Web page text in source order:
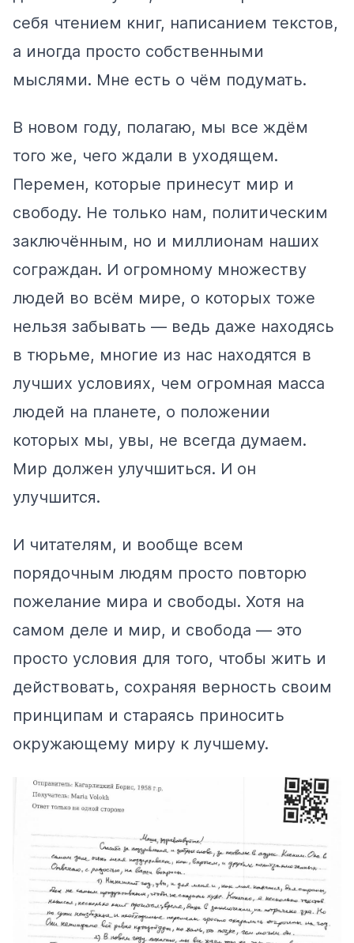
себя чтением книг, написанием текстов,
а иногда просто собственными
мыслями. Мне есть о чём подумать.
В новом году, полагаю, мы все ждём
того же, чего ждали в уходящем.
Перемен, которые принесут мир и
свободу. Не только нам, политическим
заключённым, но и миллионам наших
сограждан. И огромному множеству
людей во всём мире, о которых тоже
нельзя забывать — ведь даже находясь
в тюрьме, многие из нас находятся в
лучших условиях, чем огромная масса
людей на планете, о положении
которых мы, увы, не всегда думаем.
Мир должен улучшиться. И он
улучшится.
И читателям, и вообще всем
порядочным людям просто повторю
пожелание мира и свободы. Хотя на
самом деле и мир, и свобода — это
просто условия для того, чтобы жить и
действовать, сохраняя верность своим
принципам и стараясь приносить
окружающему миру к лучшему.